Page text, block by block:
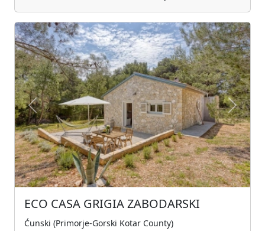
Previous Next
ECO CASA GRIGIA ZABODARSKI
Ćunski (Primorje-Gorski Kotar County)